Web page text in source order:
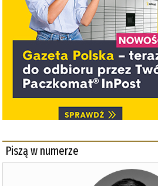
Piszą w numerze